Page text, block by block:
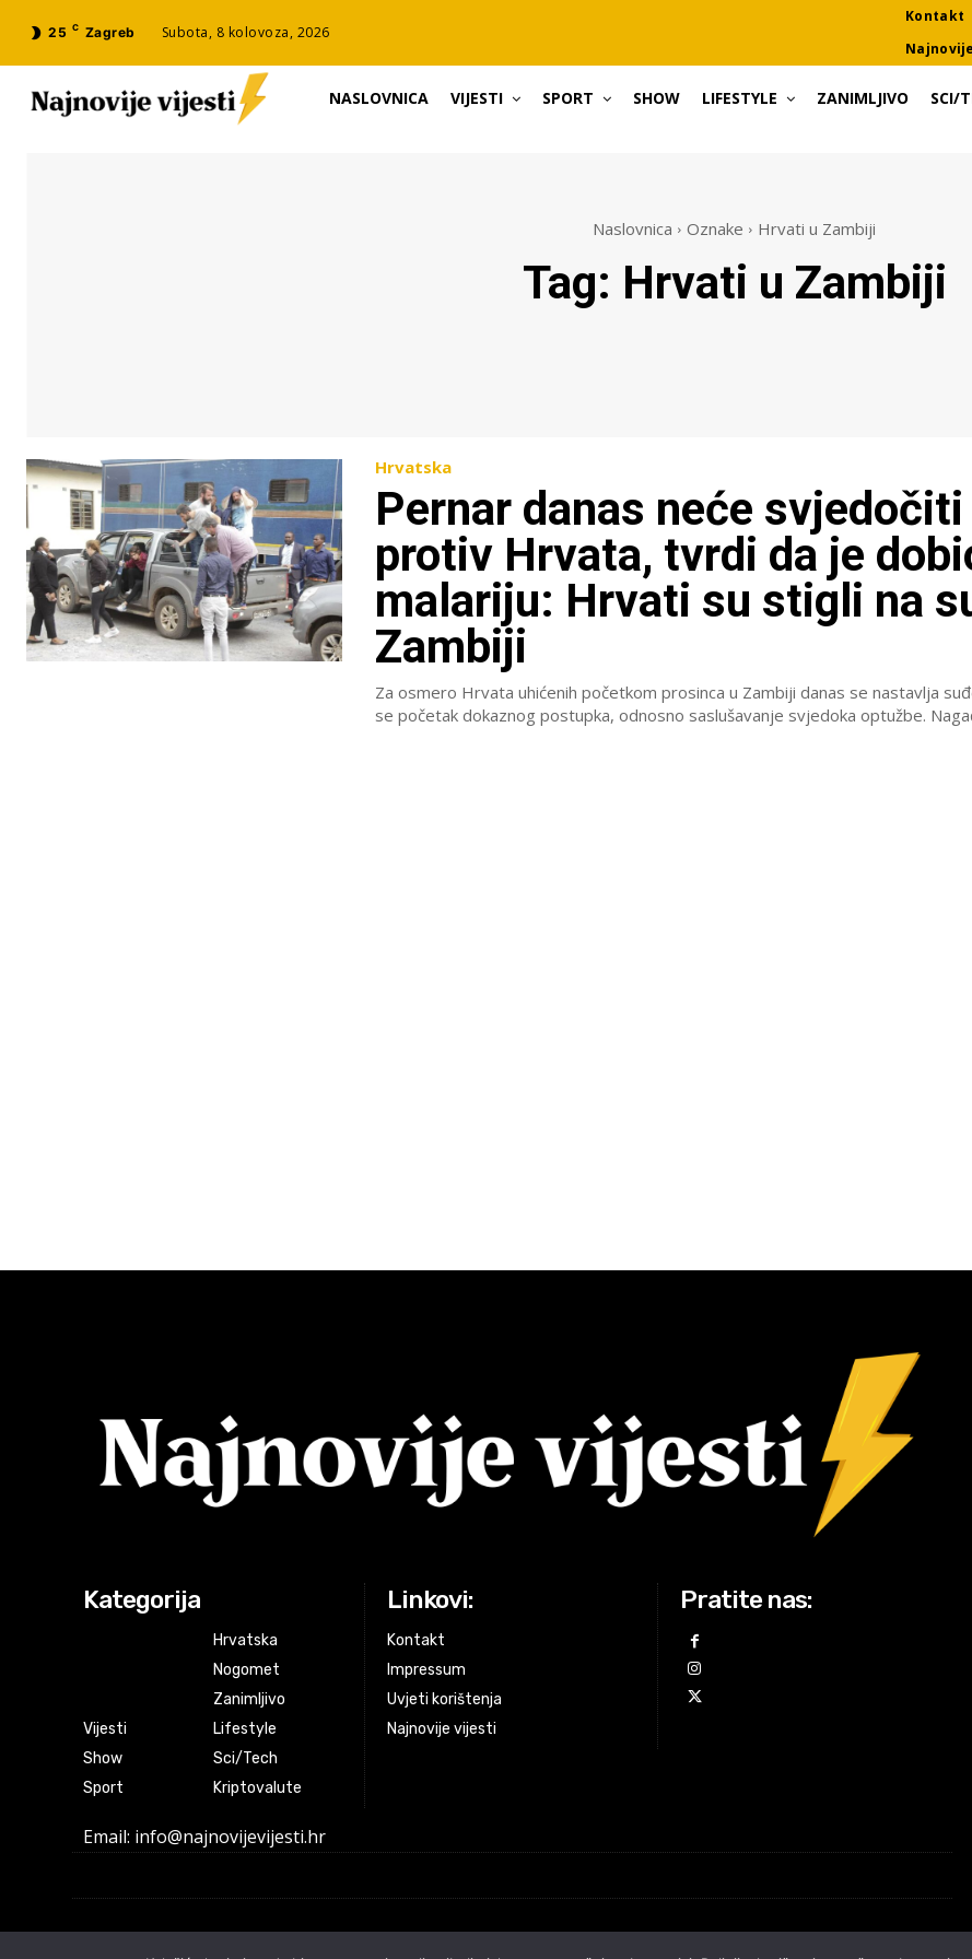
25 C Zagreb Subota, 8 kolovoza, 2026
Kontakt
NASLOVNICA VIJESTI SPORT SHOW LIFESTYLE ZANIMLJIVO SCI/
Naslovnica Oznake Hrvati u Zambiji
Tag: Hrvati u Zambiji
Hrvatska
Pernar danas neće svjedočiti
protiv Hrvata, tvrdi da je
malariju: Hrvati su stigli na
Zambiji
Za osmero Hrvata uhićenih početkom prosinca u Zambiji danas se nastavlja
se početak dokaznog postupka, odnosno saslušavanje svjedoka optužbe.
Kategorija
Vijesti
Show
Sport
Hrvatska
Nogomet
Zanimljivo
Lifestyle
Sci/Tech
Kriptovalute
Linkovi:
Kontakt
Impressum
Uvjeti korištenja
Najnovije vijesti
Pratite nas:
Email: info@najnovijevijesti.hr